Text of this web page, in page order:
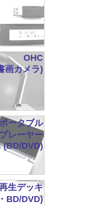
OHC
画カメラ)
ータブル
プレーヤー
(BD/DVD)
生デッキ
BD/DVD)